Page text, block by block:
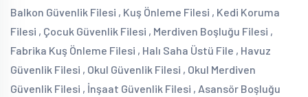
Balkon Güvenlik Filesi , Kuş Önleme Filesi , Kedi Koruma
Filesi , Çocuk Güvenlik Filesi , Merdiven Boşluğu Filesi ,
Fabrika Kuş Önleme Filesi , Halı Saha Üstü File , Havuz
Güvenlik Filesi , Okul Güvenlik Filesi , Okul Merdiven
Güvenlik Filesi , İnşaat Güvenlik Filesi , Asansör Boşluğu